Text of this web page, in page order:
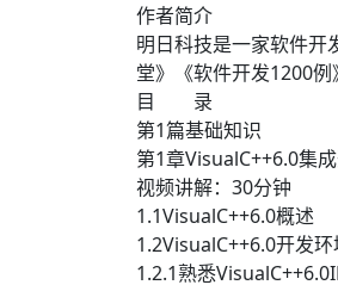
作者简介
明日科技是一家软件开
堂》《软件开发1200例
目 录
第1篇基础知识
第1章VisualC++6.0集
视频讲解：30分钟
1.1VisualC++6.0概述
1.2VisualC++6.0开发
1.2.1熟悉